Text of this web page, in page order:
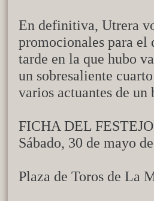
En definitiva, Utrera
promocionales para el
tarde en la que hubo
un sobresaliente
varios actuantes de
FICHA DEL
Sábado, 30 de mayo
Plaza de Toros de La